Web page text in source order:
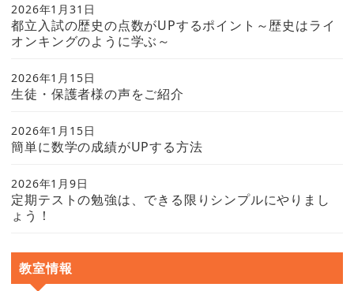
都立入試の歴史の点数がUPするポイント～歴史はライ
オンキングのように学ぶ～
2026年1月31日
生徒・保護者様の声をご紹介
2026年1月15日
簡単に数学の成績がUPする方法
2026年1月15日
定期テストの勉強は、できる限りシンプルにやりまし
ょう！
2026年1月9日
教室情報